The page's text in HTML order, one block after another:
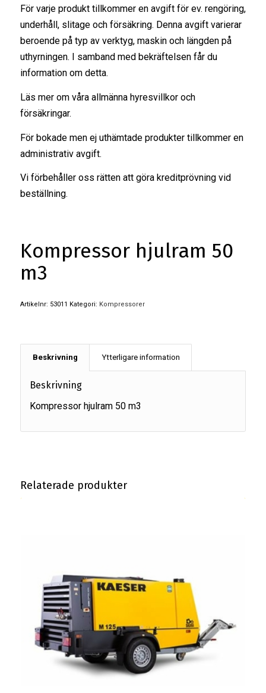
För varje produkt tillkommer en avgift för ev. rengöring,
underhåll, slitage och försäkring. Denna avgift varierar
beroende på typ av verktyg, maskin och längden på
uthyrningen. I samband med bekräftelsen får du
information om detta.
Läs mer om våra allmänna hyresvillkoroch
försäkringar.
För bokade men ej uthämtade produkter tillkommer en
administrativ avgift.
Vi förbehåller oss rätten att göra kreditprövning vid
beställning.
Kompressor hjulram 50
m3
Artikelnr: 53011 Kategori: Kompressorer
Beskrivning Ytterligare information
Beskrivning
Kompressor hjulram 50 m3
Relaterade produkter